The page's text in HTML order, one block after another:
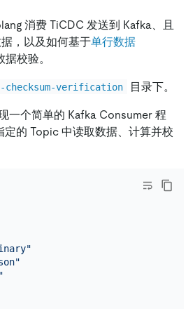
消费 TiCDC 发送到 Kafka、且
，以及如何基于单行数据
据校验。
checksum-verification 目录下。
一个简单的 Kafka Consumer 程
定的 Topic 中读取数据、计算并校